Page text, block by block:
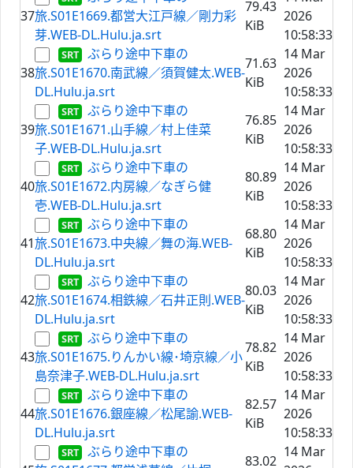
37旅.S01E1669.都営大江戸線／剛力彩
芽.WEB-DL.Hulu.ja.srt
79.43
KiB
2026
10:58:33
38
ぶらり途中下車の
旅.S01E1670.南武線／須賀健太.WEB-
DL.Hulu.ja.srt
71.63
KiB
14 Mar
2026
10:58:33
39
ぶらり途中下車の
旅.S01E1671.山手線／村上佳菜
子.WEB-DL.Hulu.ja.srt
76.85
KiB
14 Mar
2026
10:58:33
40
ぶらり途中下車の
旅.S01E1672.内房線／なぎら健
壱.WEB-DL.Hulu.ja.srt
80.89
KiB
14 Mar
2026
10:58:33
41
ぶらり途中下車の
旅.S01E1673.中央線／舞の海.WEB-
DL.Hulu.ja.srt
68.80
KiB
14 Mar
2026
10:58:33
42
ぶらり途中下車の
旅.S01E1674.相鉄線／石井正則.WEB-
DL.Hulu.ja.srt
80.03
KiB
14 Mar
2026
10:58:33
43
ぶらり途中下車の
旅.S01E1675.りんかい線･埼京線／小
島奈津子.WEB-DL.Hulu.ja.srt
78.82
KiB
14 Mar
2026
10:58:33
44
ぶらり途中下車の
旅.S01E1676.銀座線／松尾諭.WEB-
DL.Hulu.ja.srt
82.57
KiB
14 Mar
2026
10:58:33
ぶらり途中下車の
83.02
14 Mar